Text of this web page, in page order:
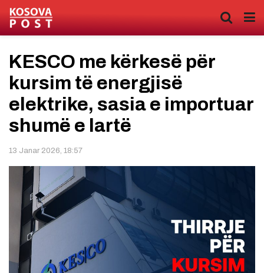
KESCO me kërkesë për
kursim të energjisë
elektrike, sasia e importuar
shumë e lartë
13 Janar 2026, 18:57